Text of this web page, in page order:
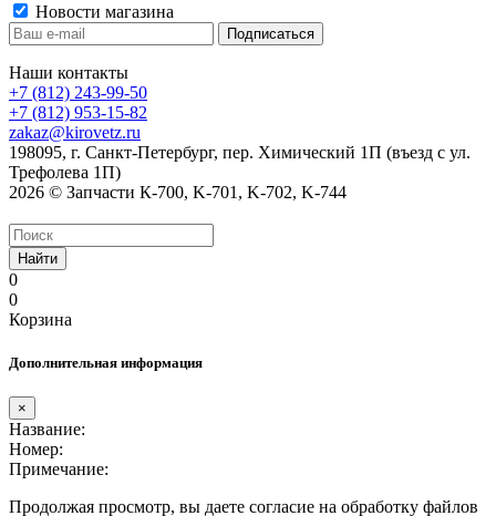
Новости магазина
Наши контакты
+7 (812) 243-99-50
+7 (812) 953-15-82
zakaz@kirovetz.ru
198095, г. Санкт-Петербург, пер. Химический 1П (въезд с ул.
Трефолева 1П)
2026 © Запчасти К-700, K-701, K-702, K-744
Найти
0
0
Корзина
Дополнительная информация
×
Название:
Номер:
Примечание:
Продолжая просмотр, вы даете согласие на обработку файлов